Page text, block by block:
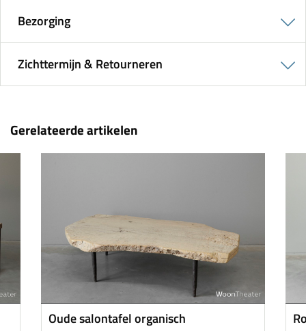
Bezorging
Zichttermijn & Retourneren
Gerelateerde artikelen
Oude salontafel organisch